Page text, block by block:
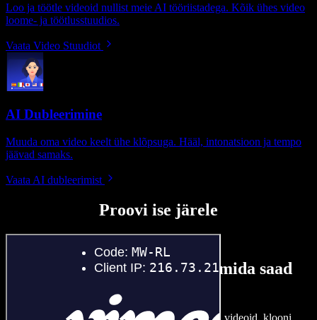
Loo ja töötle videoid nullist meie AI tööriistadega. Kõik ühes video
loome- ja töötlusstuudios.
Vaata Video Stuudiot
AI Dubleerimine
Muuda oma video keelt ühe klõpsuga. Hääl, intonatsioon ja tempo
jäävad samaks.
Vaata AI dubleerimist
Proovi ise järele
Siin on vaid väike osa sellest, mida saad
Loo voice-over’eid, kasuta tasuta pilte, helisid ja videoid, klooni